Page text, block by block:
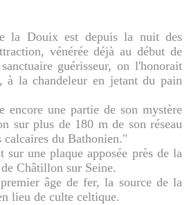
la Douix est depuis la nuit des
vénérée déjà au début de
guérisseur, on l'honorait
à la chandeleur en jetant du pain
encore une partie de son mystère
sur plus de 180 m de son réseau
calcaires du Bathonien."
sur une plaque apposée près de la
Châtillon sur Seine.
âge de fer, la source de la
lieu de culte celtique.